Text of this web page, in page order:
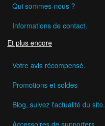
Qui sommes-nous ?
Informations de contact.
Et plus encore
Votre avis récompensé.
Promotions et soldes
Blog, suivez l'actualité du site.
Accessoires de supporters